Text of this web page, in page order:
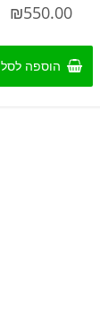
0
₪550.00
הוספה לסל